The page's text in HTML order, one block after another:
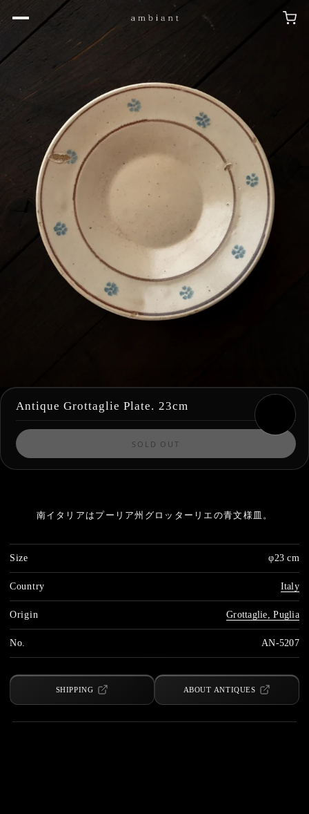
Antique Grottaglie Plate. 23cm
SOLD OUT
南イタリアはプーリア州グロッターリエの青文様皿。
Size φ23 cm
Country Italy
Origin Grottaglie, Puglia
No. AN-5207
SHIPPING ABOUT ANTIQUES